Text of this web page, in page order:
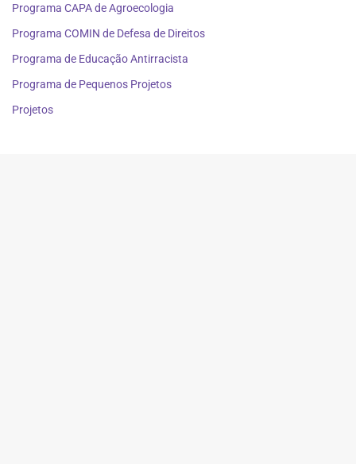
Programa CAPA de Agroecologia
Programa COMIN de Defesa de Direitos
Programa de Educação Antirracista
Programa de Pequenos Projetos
Projetos